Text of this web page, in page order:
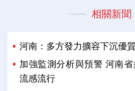
相關新聞
河南：多方發力擴容下沉優
加強監測分析與預警 河南
流感流行